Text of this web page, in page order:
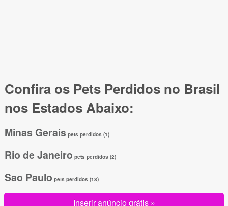
Confira os Pets Perdidos no Brasil
nos Estados Abaixo:
Minas Gerais pets perdidos (1)
Rio de Janeiro pets perdidos (2)
Sao Paulo pets perdidos (18)
Inserir anúncio grátis »